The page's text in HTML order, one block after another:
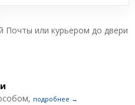
Почты или курьером до двери
подробнее →